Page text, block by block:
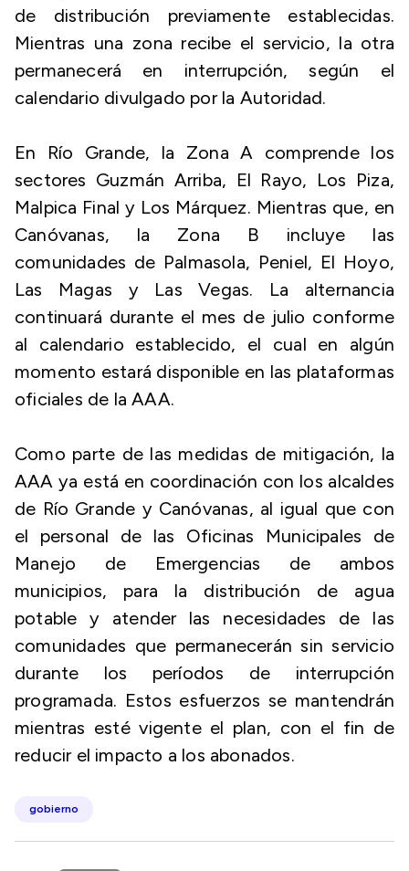
de distribución previamente establecidas.
Mientras una zona recibe el servicio, la otra
permanecerá en interrupción, según el
calendario divulgado por la Autoridad.
En Río Grande, la Zona A comprende los
sectores Guzmán Arriba, El Rayo, Los Piza,
Malpica Final y Los Márquez. Mientras que, en
Canóvanas, la Zona B incluye las
comunidades de Palmasola, Peniel, El Hoyo,
Las Magas y Las Vegas. La alternancia
continuará durante el mes de julio conforme
al calendario establecido, el cual en algún
momento estará disponible en las plataformas
oficiales de la AAA.
Como parte de las medidas de mitigación, la
AAA ya está en coordinación con los alcaldes
de Río Grande y Canóvanas, al igual que con
el personal de las Oficinas Municipales de
Manejo de Emergencias de ambos
municipios, para la distribución de agua
potable y atender las necesidades de las
comunidades que permanecerán sin servicio
durante los períodos de interrupción
programada. Estos esfuerzos se mantendrán
mientras esté vigente el plan, con el fin de
reducir el impacto a los abonados.
gobierno